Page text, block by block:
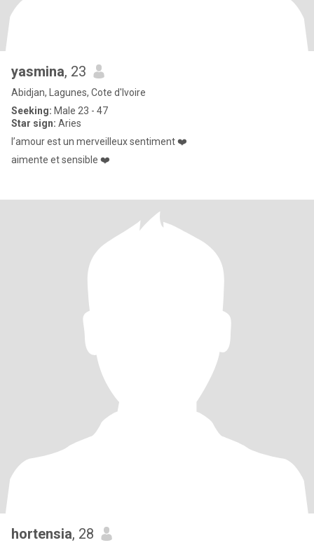
yasmina, 23
Abidjan, Lagunes, Cote d'Ivoire
Seeking: Male 23 - 47
Star sign: Aries
l’amour est un merveilleux sentiment ❤️
aimente et sensible ❤️
hortensia, 28